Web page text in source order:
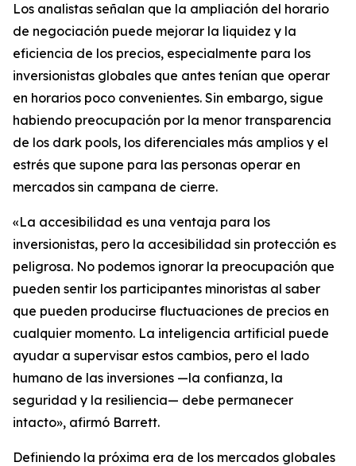
Los analistas señalan que la ampliación del horario
de negociación puede mejorar la liquidez y la
eficiencia de los precios, especialmente para los
inversionistas globales que antes tenían que operar
en horarios poco convenientes. Sin embargo, sigue
habiendo preocupación por la menor transparencia
de los dark pools, los diferenciales más amplios y el
estrés que supone para las personas operar en
mercados sin campana de cierre.
«La accesibilidad es una ventaja para los
inversionistas, pero la accesibilidad sin protección es
peligrosa. No podemos ignorar la preocupación que
pueden sentir los participantes minoristas al saber
que pueden producirse fluctuaciones de precios en
cualquier momento. La inteligencia artificial puede
ayudar a supervisar estos cambios, pero el lado
humano de las inversiones —la confianza, la
seguridad y la resiliencia— debe permanecer
intacto», afirmó Barrett.
Definiendo la próxima era de los mercados globales